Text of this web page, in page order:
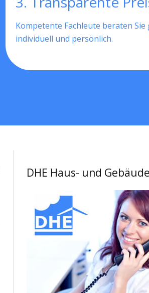
Kompetente Fachleute beraten Sie
individuell und persönlich.
DHE Haus- und